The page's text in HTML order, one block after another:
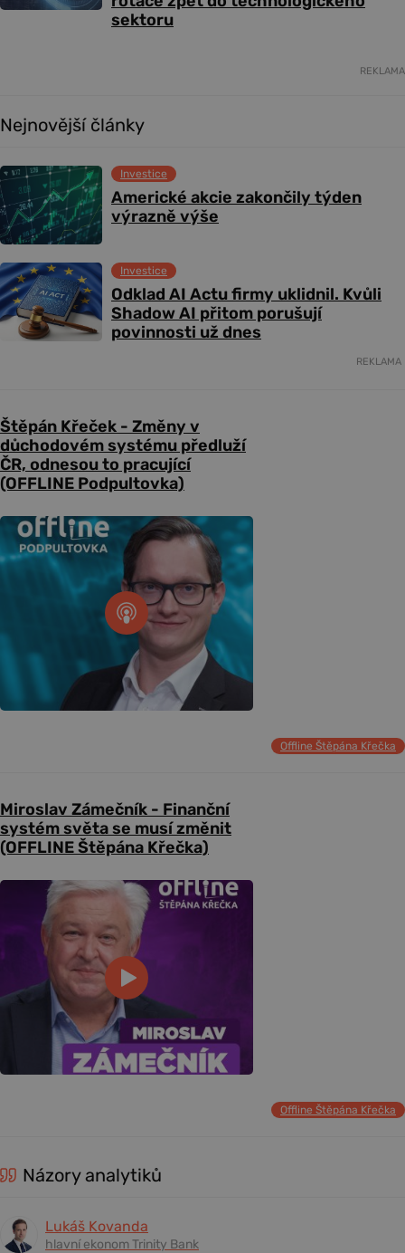
sektoru
REKLAMA
Nejnovější články
Americké akcie zakončily týden
výrazně výše
Investice
Odklad AI Actu firmy uklidnil. Kvůli
Shadow AI přitom porušují
povinnosti už dnes
Investice
REKLAMA
Štěpán Křeček - Změny v
důchodovém systému předluží
ČR, odnesou to pracující
(OFFLINE Podpultovka)
Offline Štěpána Křečka
Miroslav Zámečník - Finanční
systém světa se musí změnit
(OFFLINE Štěpána Křečka)
Offline Štěpána Křečka
Názory analytiků
Lukáš Kovanda
hlavní ekonom Trinity Bank